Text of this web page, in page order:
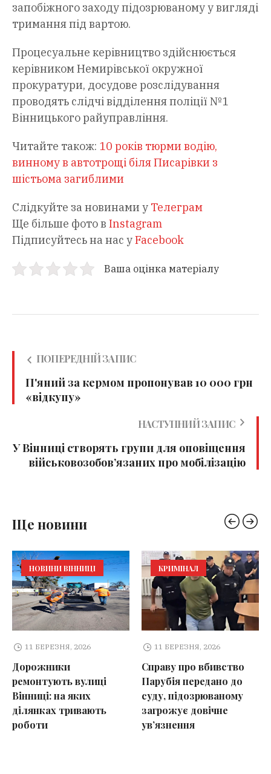
запобіжного заходу підозрюваному у вигляді
тримання під вартою.
Процесуальне керівництво здійснюється
керівником Немирівської окружної
прокуратури, досудове розслідування
проводять слідчі відділення поліції №1
Вінницького райуправління.
Читайте також: 10 років тюрми водію,
винному в автотрощі біля Писарівки з
шістьома загиблими
Слідкуйте за новинами у Телеграм
Ще більше фото в Instagram
Підписуйтесь на нас уFacebook
Ваша оцінка матеріалу
ПОПЕРЕДНІЙ ЗАПИС
П'яний за кермом пропонував 10 000 грн
«відкупу»
НАСТУПНИЙ ЗАПИС
У Вінниці створять групи для оповіщення
військовозобов’язаних про мобілізацію
Ще новини
НОВИНИ ВІННИЦІ
11 БЕРЕЗНЯ, 2026
Дорожники
ремонтують вулиці
Вінниці: на яких
ділянках тривають
роботи
КРИМІНАЛ
11 БЕРЕЗНЯ, 2026
Справу про вбивство
Парубія передано до
суду, підозрюваному
загрожує довічне
ув’язнення